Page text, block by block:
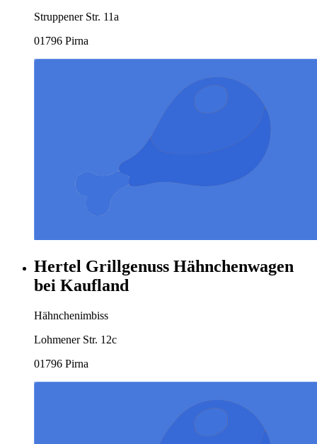
Struppener Str. 11a
01796 Pirna
Hertel Grillgenuss Hähnchenwagen
bei Kaufland
Hähnchenimbiss
Lohmener Str. 12c
01796 Pirna